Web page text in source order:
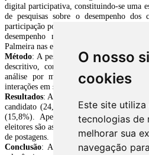
O nosso
cookies
Este site
tecnologias de
melhorar sua
navegação